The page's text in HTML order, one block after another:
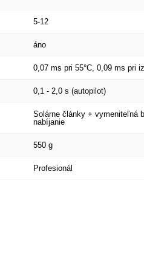
5-12
áno
0,07 ms pri 55°C, 0,09 ms pri
0,1 - 2,0 s (autopilot)
Solárne články + vymeniteľná
nabíjanie
550 g
Profesionál